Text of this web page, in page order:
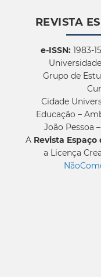
REVISTA
e-ISSN:1983-
Grupo de
Cidade
Educação –
João Pessoa
A Revista
a Licença